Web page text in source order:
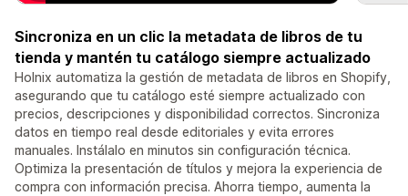
Sincroniza en un clic la metadata de libros de tu
tienda y mantén tu catálogo siempre actualizado
Holnix automatiza la gestión de metadata de libros en Shopify,
asegurando que tu catálogo esté siempre actualizado con
precios, descripciones y disponibilidad correctos. Sincroniza
datos en tiempo real desde editoriales y evita errores
manuales. Instálalo en minutos sin configuración técnica.
Optimiza la presentación de títulos y mejora la experiencia de
compra con información precisa. Ahorra tiempo, aumenta la